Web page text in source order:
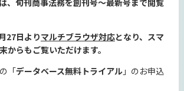
、旬刊商事法務を創刊号～最新号まで閲覧
27日よりマルチブラウザ対応となり、スマ
からもご覧いただけます。
「データベース無料トライアル」のお申込